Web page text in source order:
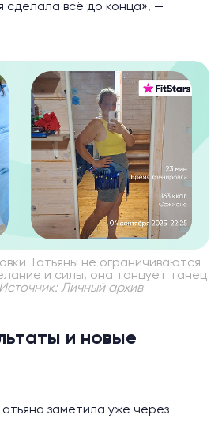
сделала всё до конца», —
Татьяны не ограничиваются
и силы, она танцует танец
Источник: Личный архив
и новые
заметила уже через